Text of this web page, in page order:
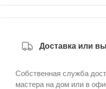
Доставка или
Собственная служба
мастера на дом или в